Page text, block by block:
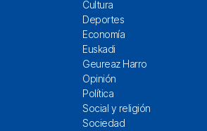
Cultura
Deportes
Economía
Euskadi
Geureaz Harro
Opinión
Política
Social y religión
Sociedad